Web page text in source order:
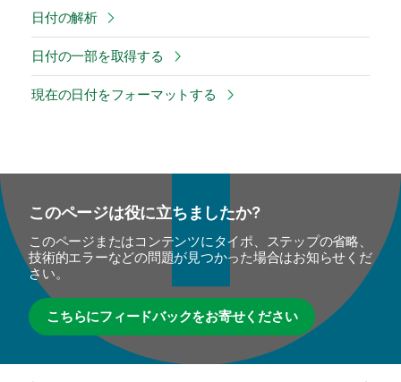
日付の解析
日付の一部を取得する
現在の日付をフォーマットする
このページは役に立ちましたか?
このページまたはコンテンツにタイポ、ステップの省略、
技術的エラーなどの問題が見つかった場合はお知らせくだ
さい。
こちらにフィードバックをお寄せください